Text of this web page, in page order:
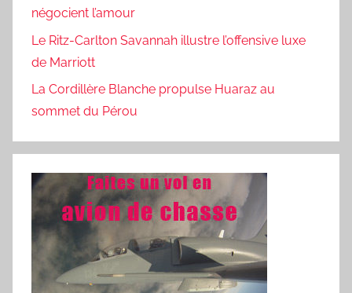
négocient l’amour
Le Ritz-Carlton Savannah illustre l’offensive luxe
de Marriott
La Cordillère Blanche propulse Huaraz au
sommet du Pérou